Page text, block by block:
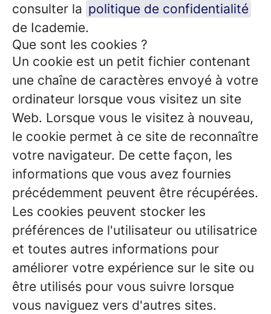
consulter la politique de confidentialité
de Icademie.
Que sont les cookies ?
Un cookie est un petit fichier contenant
une chaîne de caractères envoyé à votre
ordinateur lorsque vous visitez un site
Web. Lorsque vous le visitez à nouveau,
le cookie permet à ce site de reconnaître
votre navigateur. De cette façon, les
informations que vous avez fournies
précédemment peuvent être récupérées.
Les cookies peuvent stocker les
préférences de l'utilisateur ou utilisatrice
et toutes autres informations pour
améliorer votre expérience sur le site ou
être utilisés pour vous suivre lorsque
vous naviguez vers d'autres sites.